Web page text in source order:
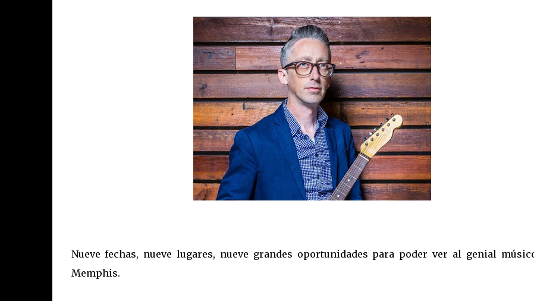
Nueve fechas, nueve lugares, nueve grandes oportunidades para poder ver al genial
Memphis.